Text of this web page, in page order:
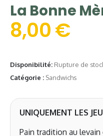
La Bonne
8,00€
Disponibilité: Rupture de
Catégorie : Sandwichs
UNIQUEMENT LES
Pain tradition au